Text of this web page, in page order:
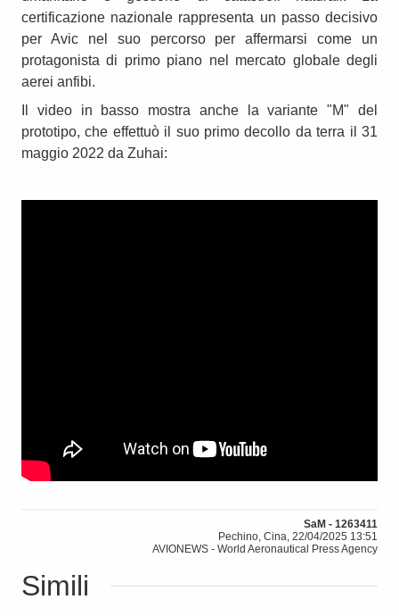
certificazione nazionale rappresenta un passo decisivo
per Avic nel suo percorso per affermarsi come un
protagonista di primo piano nel mercato globale degli
aerei anfibi.
Il video in basso mostra anche la variante "M" del
prototipo, che effettuò il suo primo decollo da terra il 31
maggio 2022 da Zuhai:
SaM - 1263411
Pechino, Cina, 22/04/2025 13:51
AVIONEWS - World Aeronautical Press Agency
Simili